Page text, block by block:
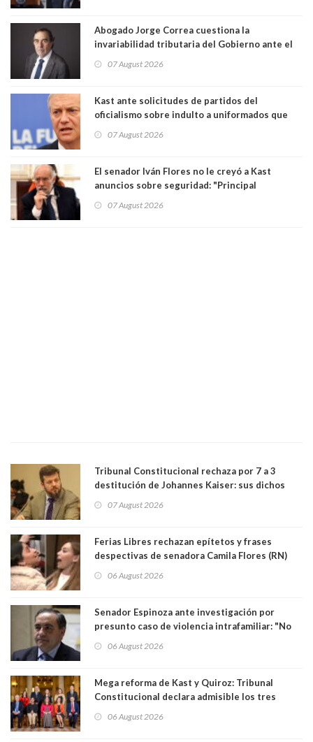
Abogado Jorge Correa cuestiona la
invariabilidad tributaria del Gobierno ante el
democracia” y "defendemos la alternancia en el
07 August 2026
Kast ante solicitudes de partidos del
oficialismo sobre indulto a uniformados que
07 August 2026
El senador Iván Flores no le creyó a Kast
anuncios sobre seguridad: "Principal
perseguir ruta del dinero y levantar secreto
07 August 2026
Tribunal Constitucional rechaza por 7 a 3
destitución de Johannes Kaiser: sus dichos
justicia constitucional porque no es diputado
07 August 2026
Ferias Libres rechazan epítetos y frases
despectivas de senadora Camila Flores (RN)
06 August 2026
Senador Espinoza ante investigación por
presunto caso de violencia intrafamiliar: "No
antecedentes a Tribunal Supremo
06 August 2026
Mega reforma de Kast y Quiroz: Tribunal
Constitucional declara admisible los tres
06 August 2026